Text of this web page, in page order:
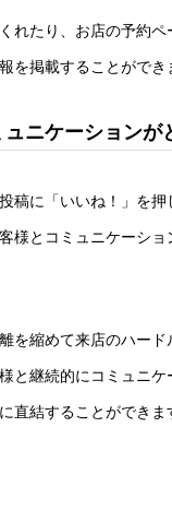
れたり、お店の予約ペ
を掲載することができ
ニケーションが
稿に「いいね！」を押
様とコミュニケーシ
を縮めて来店のハード
と継続的にコミュニケ
直結することができま